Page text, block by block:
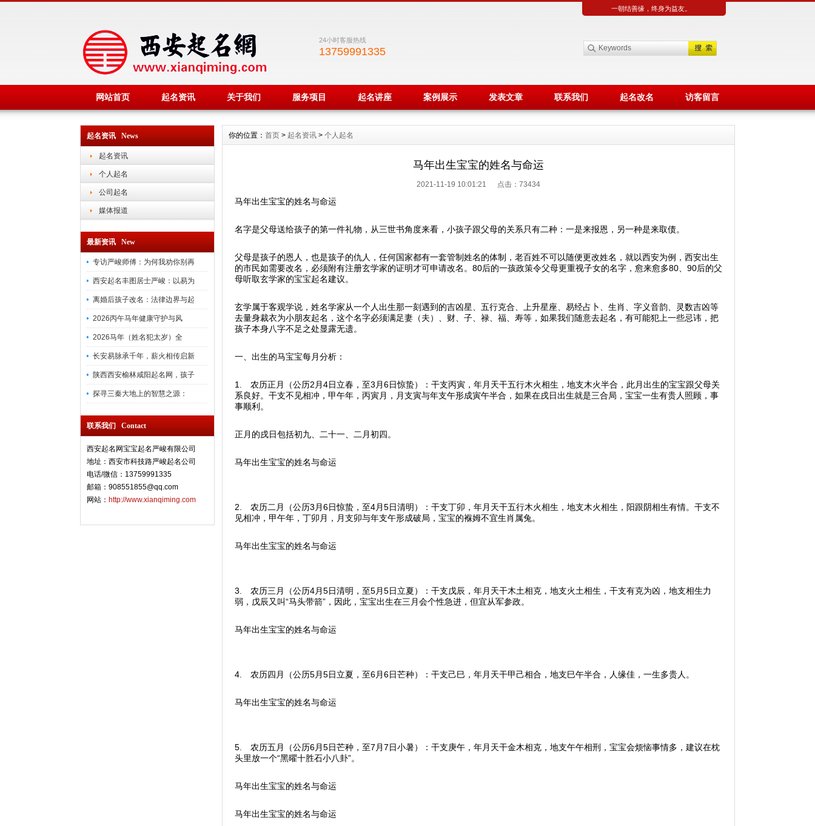
一朝结善缘，终身为益友。
24小时客服热线
13759991335
网站首页 起名资讯 关于我们 服务项目 起名讲座 案例展示 发表文章 联系我们 起名改名 访客留言
起名资讯 News
起名资讯
个人起名
公司起名
媒体报道
最新资讯 New
专访严峻师傅：为何我劝你别再
西安起名丰图居士严峻：以易为
离婚后孩子改名：法律边界与起
2026丙午马年健康守护与风
2026马年（姓名犯太岁）全
长安易脉承千年，薪火相传启新
陕西西安榆林咸阳起名网，孩子
探寻三秦大地上的智慧之源：
联系我们 Contact
西安起名网宝宝起名严峻有限公司
地址：西安市科技路严峻起名公司
电话/微信：13759991335
邮箱：908551855@qq.com
网站： http://www.xianqiming.com
你的位置： 首页 > 起名资讯 > 个人起名
马年出生宝宝的姓名与命运
2021-11-19 10:01:21 点击： 73434
马年出生宝宝的姓名与命运
名字是父母送给孩子的第一件礼物，从三世书角度来看，小孩子跟父母的关系只有二种：一是来报恩，另一种是来取债。
父母是孩子的恩人，也是孩子的仇人，任何国家都有一套管制姓名的体制，老百姓不可以随便更改姓名，就以西安为例，西安出生
的市民如需要改名，必须附有注册玄学家的证明才可申请改名。80后的一孩政策令父母更重视子女的名字，愈来愈多80、90后的父
母听取玄学家的宝宝起名建议。
玄学属于客观学说，姓名学家从一个人出生那一刻遇到的吉凶星、五行克合、上升星座、易经占卜、生肖、字义音韵、灵数吉凶等
去量身裁衣为小朋友起名，这个名字必须满足妻（夫）、财、子、禄、福、寿等，如果我们随意去起名，有可能犯上一些忌讳，把
孩子本身八字不足之处显露无遗。
一、出生的马宝宝每月分析：
1. 农历正月（公历2月4日立春，至3月6日惊蛰）：干支丙寅，年月天干五行木火相生，地支木火半合，此月出生的宝宝跟父母关
系良好。干支不见相冲，甲午年，丙寅月，月支寅与年支午形成寅午半合，如果在戌日出生就是三合局，宝宝一生有贵人照顾，事
事顺利。
正月的戌日包括初九、二十一、二月初四。
马年出生宝宝的姓名与命运
2. 农历二月（公历3月6日惊蛰，至4月5日清明）：干支丁卯，年月天干五行木火相生，地支木火相生，阳跟阴相生有情。干支不
见相冲，甲午年，丁卯月，月支卯与年支午形成破局，宝宝的褓姆不宜生肖属兔。
马年出生宝宝的姓名与命运
3. 农历三月（公历4月5日清明，至5月5日立夏）：干支戊辰，年月天干木土相克，地支火土相生，干支有克为凶，地支相生力
弱，戊辰又叫“马头带箭”，因此，宝宝出生在三月会个性急进，但宜从军参政。
马年出生宝宝的姓名与命运
4. 农历四月（公历5月5日立夏，至6月6日芒种）：干支己巳，年月天干甲己相合，地支巳午半合，人缘佳，一生多贵人。
马年出生宝宝的姓名与命运
5. 农历五月（公历6月5日芒种，至7月7日小暑）：干支庚午，年月天干金木相克，地支午午相刑，宝宝会烦恼事情多，建议在枕
头里放一个“黑曜十胜石小八卦”。
马年出生宝宝的姓名与命运
马年出生宝宝的姓名与命运